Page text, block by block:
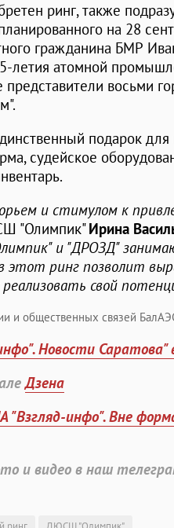
ринг, также
на 28
гражданина БМР
летия атомной
восьми
подарок
судейское
и стимулом к
"Олимпик"Ирина
и "ДРОЗД"
этот ринг позволит
свой
и общественных связей
Новости Саратова"
Дзена
"Взгляд-инфо". Вне
и видео в наш